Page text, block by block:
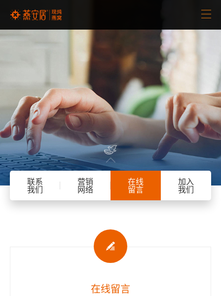
招商加盟
新闻中心
产品中心
客服中心


联系
我们
营销
网络
在线
留言
加入
我们

在线留言